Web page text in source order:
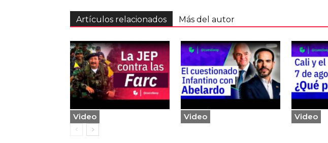
Artículos relacionados Más del autor
Video Video Video